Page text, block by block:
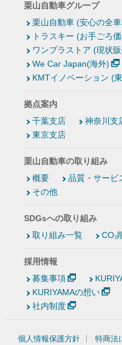
栗山自動車グループ
栗山自動車 (安心の全
トラスキー (お手ごろ
ワンプラストア (現状
We Car Japan(海外)
KMTイノベーション (
拠点案内
千葉支店
神奈川支
東京支店
栗山自動車の取り組み
概要
品質・サービ
その他
SDGsへの取り組み
取り組み一覧
CO₂
採用情報
募集事項
KURIYAMAの想い
社内制度
個人情報保護方針 特商法